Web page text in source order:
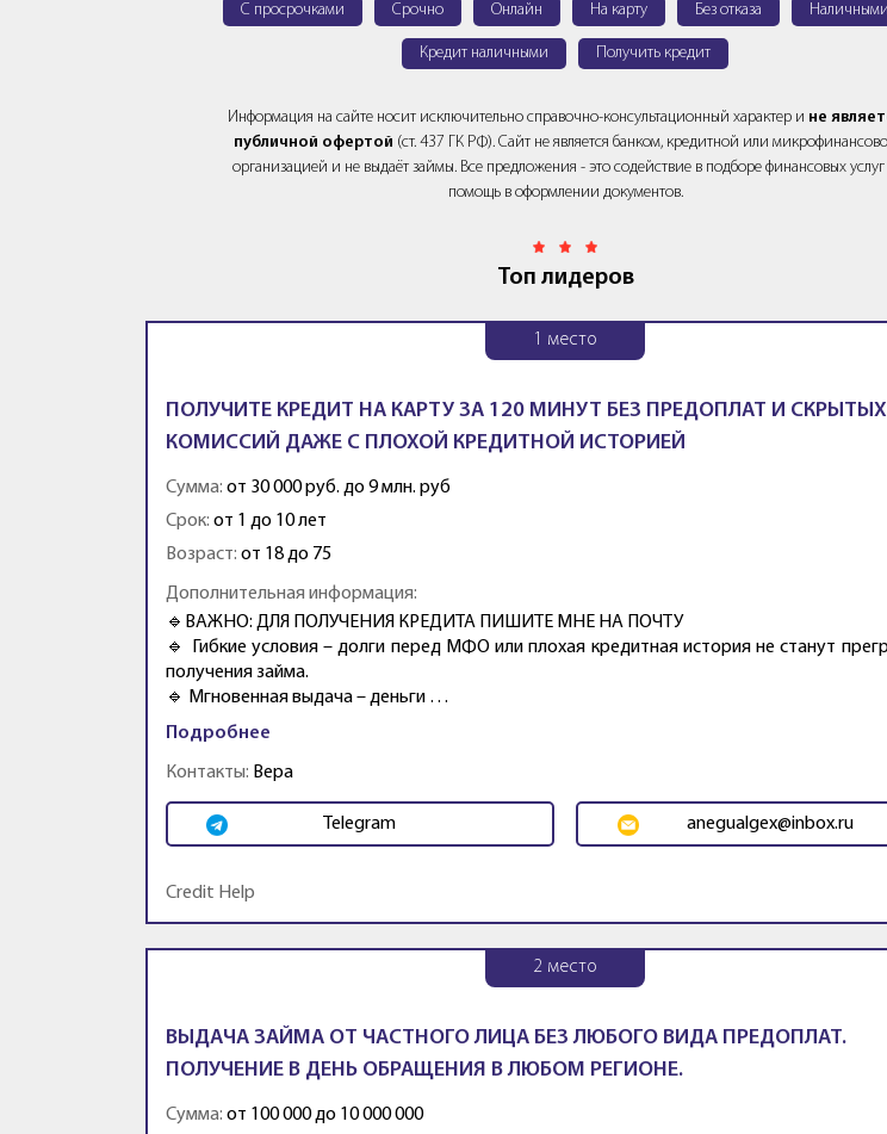
С просрочками Срочно Онлайн На карту Без отказа Наличными
Кредит наличными Получить кредит
Информация на сайте носит исключительно справочно-консультационный характер и не
публичной офертой (ст. 437 ГК РФ). Сайт не является банком, кредитной или
организацией и не выдаёт займы. Все предложения - это содействие в подборе финансовых
помощь в оформлении документов.
Топ лидеров
1 место
ПОЛУЧИТЕ КРЕДИТ НА КАРТУ ЗА 120 МИНУТ БЕЗ ПРЕДОПЛАТ И СКРЫТЫХ
КОМИССИЙ ДАЖЕ С ПЛОХОЙ КРЕДИТНОЙ ИСТОРИЕЙ
Сумма: от 30 000 руб. до 9 млн. руб
Срок: от 1 до 10 лет
Возраст: от 18 до 75
Дополнительная информация:
🔹ВАЖНО: ДЛЯ ПОЛУЧЕНИЯ КРЕДИТА ПИШИТЕ МНЕ НА ПОЧТУ
🔹 Гибкие условия – долги перед МФО или плохая кредитная история не станут
получения займа.
🔹 Мгновенная выдача – деньги …
Подробнее
Контакты: Вера
Telegram anegualgex@inbox.ru
Credit Help
2 место
ВЫДАЧА ЗАЙМА ОТ ЧАСТНОГО ЛИЦА БЕЗ ЛЮБОГО ВИДА ПРЕДОПЛАТ.
ПОЛУЧЕНИЕ В ДЕНЬ ОБРАЩЕНИЯ В ЛЮБОМ РЕГИОНЕ.
Сумма: от 100 000 до 10 000 000